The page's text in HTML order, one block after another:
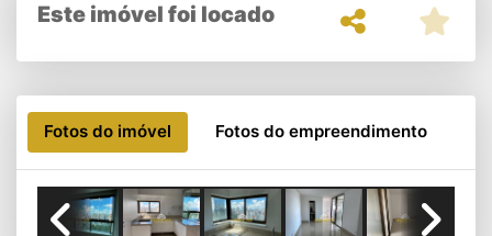
Este imóvel foi locado
Fotos do imóvel Fotos do empreendimento